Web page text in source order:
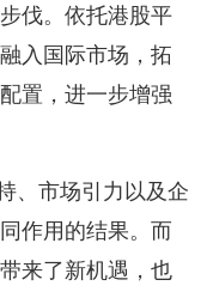
伐。依托港股平
入国际市场，拓
置，进一步增强
、市场引力以及企
作用的结果。而
来了新机遇，也